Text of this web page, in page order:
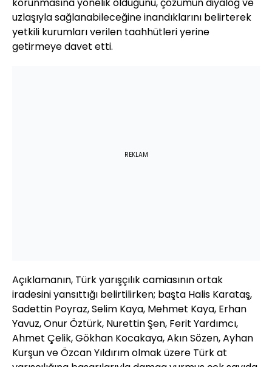
uzlaşıyla sağlanabileceğine inandıklarını belirterek
yetkili kurumları verilen taahhütleri yerine
getirmeye davet etti.
REKLAM
Açıklamanın, Türk yarışçılık camiasının ortak
iradesini yansıttığı belirtilirken; başta Halis Karataş,
Sadettin Poyraz, Selim Kaya, Mehmet Kaya, Erhan
Yavuz, Onur Öztürk, Nurettin Şen, Ferit Yardımcı,
Ahmet Çelik, Gökhan Kocakaya, Akın Sözen, Ayhan
Kurşun ve Özcan Yıldırım olmak üzere Türk at